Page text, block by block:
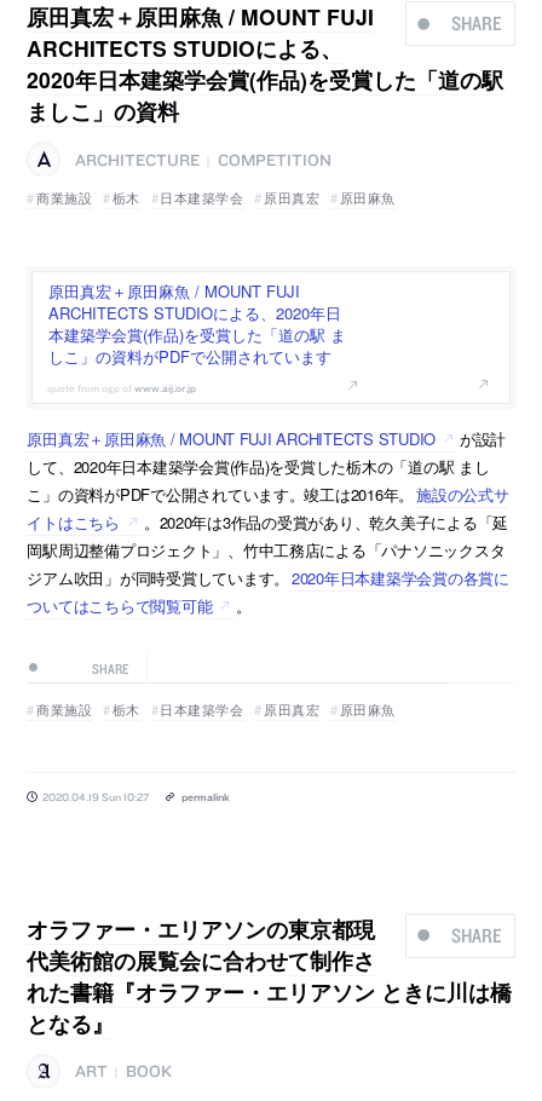
SHARE
原田真宏＋原田麻魚 / MOUNT FUJI
ARCHITECTS STUDIOによる、
2020年日本建築学会賞(作品)を受賞した「道の駅
ましこ」の資料
ARCHITECTURE
COMPETITION
商業施設
栃木 日本建築学会 原田真宏 原田麻魚
原田真宏＋原田麻魚 / MOUNT FUJI
ARCHITECTS STUDIOによる、2020年日
本建築学会賞(作品)を受賞した「道の駅 ま
しこ」の資料がPDFで公開されています
www.aij.or.jp
原田真宏＋原田麻魚 / MOUNT FUJI ARCHITECTS STUDIO
が設計
して、2020年日本建築学会賞(作品)を受賞した栃木の「道の駅 まし
こ」の資料がPDFで公開されています。竣工は2016年。 施設の公式サ
イトはこちら
。2020年は3作品の受賞があり、乾久美子による「延
岡駅周辺整備プロジェクト」、竹中工務店による「パナソニックスタ
ジアム吹田」が同時受賞しています。 2020年日本建築学会賞の各賞に
ついてはこちらで閲覧可能
。
SHARE
商業施設 栃木 日本建築学会 原田真宏 原田麻魚
2020.04.19 Sun 10:27 permalink
SHARE
オラファー・エリアソンの東京都現
代美術館の展覧会に合わせて制作さ
れた書籍『オラファー・エリアソン ときに川は橋
となる』
ART
BOOK